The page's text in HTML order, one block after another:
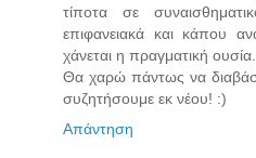
τίποτα σε
επιφανειακά και κάπου
χάνεται η πραγματική ουσία.
Θα χαρώ πάντως να
συζητήσουμε εκ νέου! :)
Απάντηση